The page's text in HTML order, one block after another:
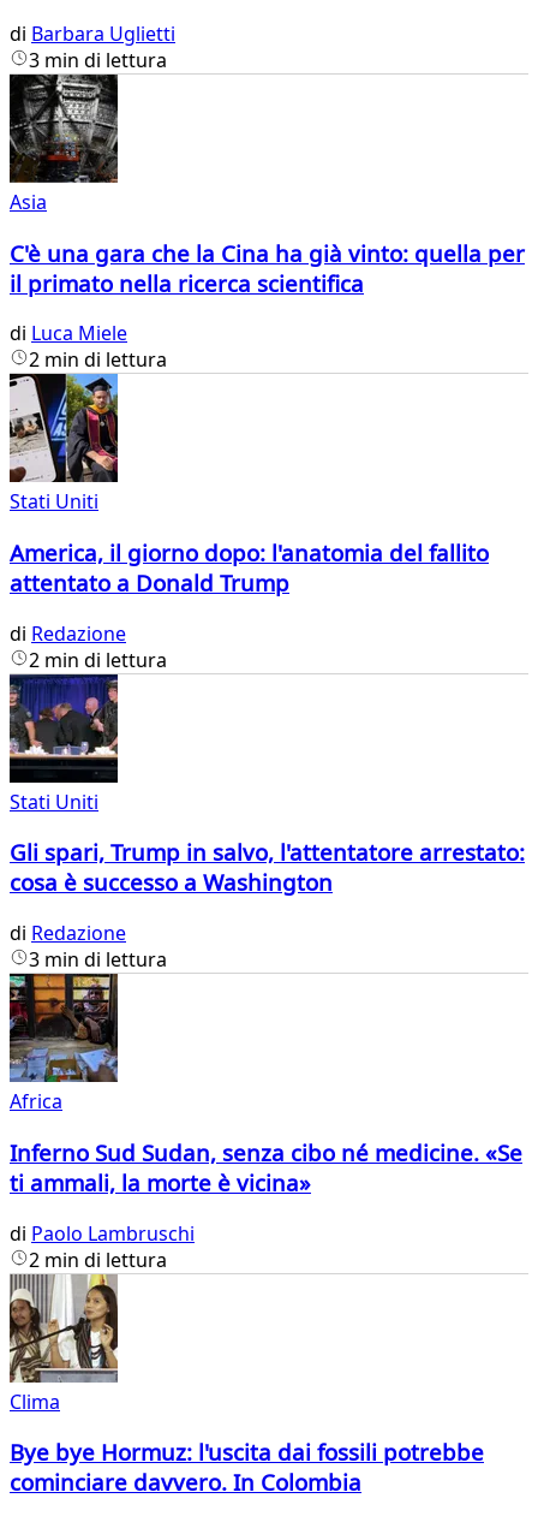
di Barbara Uglietti
3 min di lettura
Asia
C'è una gara che la Cina ha già vinto: quella per
il primato nella ricerca scientifica
di Luca Miele
2 min di lettura
Stati Uniti
America, il giorno dopo: l'anatomia del fallito
attentato a Donald Trump
di Redazione
2 min di lettura
Stati Uniti
Gli spari, Trump in salvo, l'attentatore arrestato:
cosa è successo a Washington
di Redazione
3 min di lettura
Africa
Inferno Sud Sudan, senza cibo né medicine. «Se
ti ammali, la morte è vicina»
di Paolo Lambruschi
2 min di lettura
Clima
Bye bye Hormuz: l'uscita dai fossili potrebbe
cominciare davvero. In Colombia